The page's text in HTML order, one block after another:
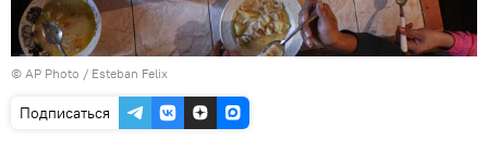
© AP Photo / Esteban Felix
Подписаться